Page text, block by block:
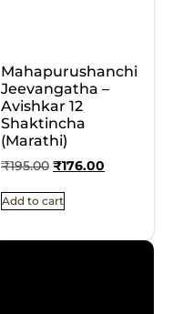
Mahapurushanchi
Jeevangatha –
Avishkar 12
Shaktincha
(Marathi)
₹195.00 ₹176.00
Add to cart